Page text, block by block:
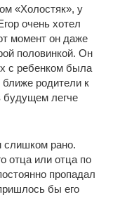
«Холостяк», у
очень хотел
момент он даже
половинкой. Он
с ребенком была
родители к
будущем легче
слишком рано.
отца или отца по
пропадал
бы его